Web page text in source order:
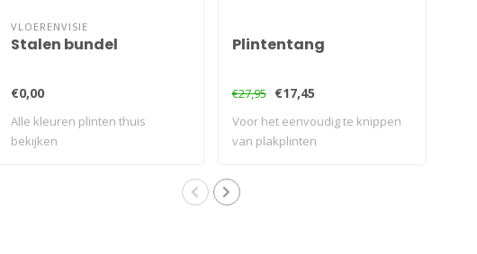
VLOERENVISIE
Stalen bundel
€0,00
Alle kleuren plinten thuis
bekijken
Plintentang
€27,95 €17,45
Voor het eenvoudig te knippen
van plakplinten